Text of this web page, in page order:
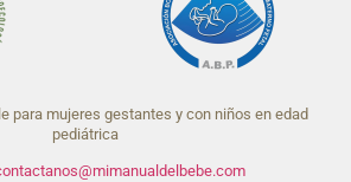
para mujeres gestantes y con niños en edad
pediátrica